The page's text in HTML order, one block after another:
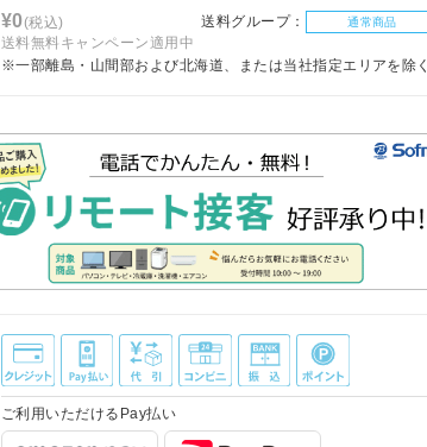
¥0(税込) 送料グループ： 通常商品
送料無料キャンペーン適用中
※一部離島・山間部および北海道、または当社指定エリアを除く
ご利用いただけるPay払い